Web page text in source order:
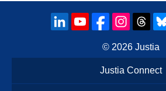
© 2026 Justia
Justia Connect